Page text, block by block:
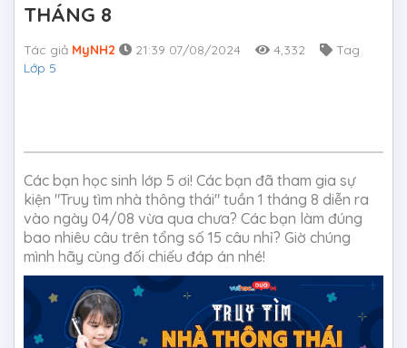
THÁNG 8
Tác giả MyNH2 21:39 07/08/2024 4,332
Tag
Lớp 5
Các bạn học sinh lớp 5 ơi! Các bạn đã tham gia sự
kiện "Truy tìm nhà thông thái" tuần 1 tháng 8 diễn ra
vào ngày 04/08 vừa qua chưa? Các bạn làm đúng
bao nhiêu câu trên tổng số 15 câu nhỉ? Giờ chúng
mình hãy cùng đối chiếu đáp án nhé!